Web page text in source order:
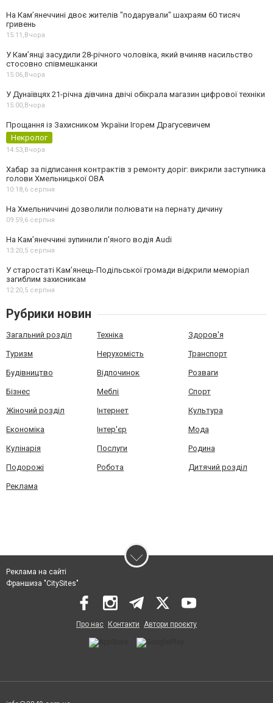
На Камʼянеччині двоє жителів "подарували" шахраям 60 тисяч
гривень
15:11,Вчора
У Камʼянці засудили 28-річного чоловіка, який вчиняв насильство
стосовно співмешканки
15:06,Вчора
У Дунаївцях 21-річна дівчина двічі обікрала магазин цифрової техніки
15:00,Вчора
Прощання із Захисником України Ігорем Драгусевичем
Некролог
14:53,Вчора
Хабар за підписання контрактів з ремонту доріг: викрили заступника
голови Хмельницької ОВА
10:18,6 серпня
На Хмельниччині дозволили полювати на пернату дичину
09:59,6 серпня
На Камʼянеччині зупинили п'яного водія Audi
13:20,5 серпня
У старостаті Кам’янець-Подільської громади відкрили меморіал
загиблим захисникам
12:20,5 серпня
Рубрики новин
Загальний розділ Техніка Здоров'я
Туризм Нерухомість Транспорт
Будівництво Відпочинок Розваги
Бізнес Меблі Спорт
Жіночий розділ Інтернет Культура
Економіка Інтер'єр Мода
Кулінарія Послуги Родина
Подорожі Робота Дитячий розділ
Реклама
Реклама на сайті
Франшиза "CitySites"
Про нас Контакти Автори проєкту